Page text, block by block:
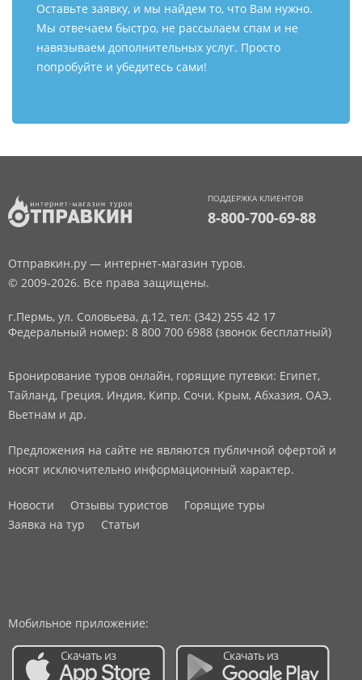
Оставьте заявку, и мы найдем то, что Вам нужно.
Мы отвечаем быстро, не рассылаем спам и не
навязываем дополнительных услуг. Просто
попробуйте и убедитесь сами!
ПОДДЕРЖКА КЛИЕНТОВ
8-800-700-69-88
Отправкин.ру — интернет-магазин туров.
© 2009-2026. Все права защищены.
г.Пермь, ул. Соловьева, д.12, тел: (342) 255 42 17
Федеральный номер: 8 800 700 6988 (звонок бесплатный)
Бронирование туров онлайн, горящие путевки: Египет,
Тайланд, Греция, Индия, Кипр, Сочи, Крым, Абхазия, ОАЭ,
Вьетнам и др.
Предложения на сайте не являются публичной офертой и
носят исключительно информационный характер.
Новости Отзывы туристов
Горящие туры
Заявка на тур
Статьи
Мобильное приложение: